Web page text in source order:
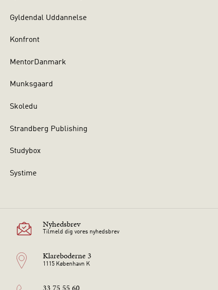
Gyldendal Uddannelse
Konfront
MentorDanmark
Munksgaard
Skoledu
Strandberg Publishing
Studybox
Systime
Nyhedsbrev
Tilmeld dig vores nyhedsbrev
Klareboderne 3
1115 København K
33 75 55 60